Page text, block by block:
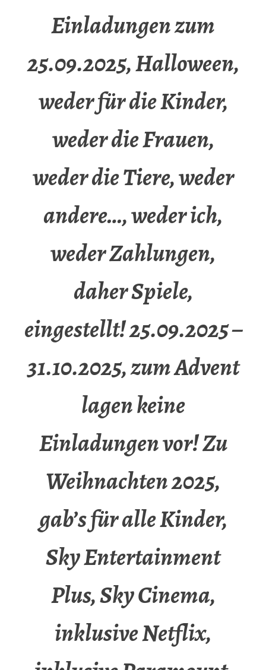
Einladungen zum
25.09.2025, Halloween,
weder für die Kinder,
weder die Frauen,
weder die Tiere, weder
andere…, weder ich,
weder Zahlungen,
daher Spiele,
eingestellt! 25.09.2025 –
31.10.2025, zum Advent
lagen keine
Einladungen vor! Zu
Weihnachten 2025,
gab’s für alle Kinder,
Sky Entertainment
Plus, Sky Cinema,
inklusive Netflix,